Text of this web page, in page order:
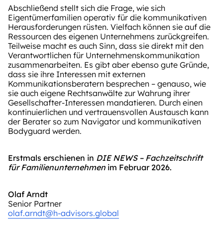
Abschließend stellt sich die Frage, wie sich
Eigentümerfamilien operativ für die kommunikativen
Herausforderungen rüsten. Vielfach können sie auf die
Ressourcen des eigenen Unternehmens zurückgreifen.
Teilweise macht es auch Sinn, dass sie direkt mit den
Verantwortlichen für Unternehmenskommunikation
zusammenarbeiten. Es gibt aber ebenso gute Gründe,
dass sie ihre Interessen mit externen
Kommunikationsberatern besprechen – genauso, wie
sie auch eigene Rechtsanwälte zur Wahrung ihrer
Gesellschafter-Interessen mandatieren. Durch einen
kontinuierlichen und vertrauensvollen Austausch kann
der Berater so zum Navigator und kommunikativen
Bodyguard werden.
Erstmals erschienen in DIE NEWS – Fachzeitschrift
für Familienunternehmen im Februar 2026.
Olaf Arndt
Senior Partner
olaf.arndt@h-advisors.global